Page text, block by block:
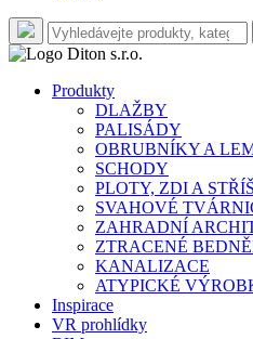
Produkty
DLAŽBY
PALISÁDY
OBRUBNÍKY A
SCHODY
PLOTY, ZDI A
SVAHOVÉ
ZAHRADNÍ
ZTRACENÉ
KANALIZACE
ATYPICKÉ
Inspirace
VR prohlídky